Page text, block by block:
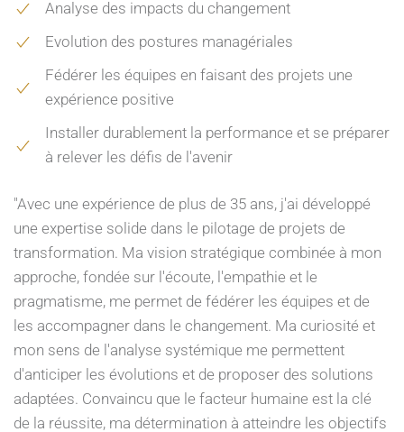
Analyse des impacts du changement
Evolution des postures managériales
Fédérer les équipes en faisant des projets une
expérience positive
Installer durablement la performance et se préparer
à relever les défis de l'avenir
"Avec une expérience de plus de 35 ans, j'ai développé
une expertise solide dans le pilotage de projets de
transformation. Ma vision stratégique combinée à mon
approche, fondée sur l'écoute, l'empathie et le
pragmatisme, me permet de fédérer les équipes et de
les accompagner dans le changement. Ma curiosité et
mon sens de l'analyse systémique me permettent
d'anticiper les évolutions et de proposer des solutions
adaptées. Convaincu que le facteur humaine est la clé
de la réussite, ma détermination à atteindre les objectifs